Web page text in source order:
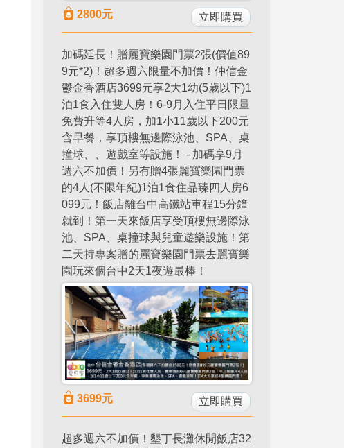
2800元 立即購買
加碼延長！贈麗寶樂園門票2張(價值89
9元*2)！超多週六限量不加價！仲信金
鬱金香酒店3699元享2大1幼(5歲以下)1
泊1食入住雙人房！6-9月入住平日限量
免費升等4人房，加1小11歲以下200元
含早餐，享頂樓無邊際泳池、SPA、桌
撞球、、遊戲室等設施！ - 加碼享9月
週六不加價！另有贈4張麗寶樂園門票
的4人(不限年紀)1泊1食住品臻四人房6
099元！飯店離台中高鐵站車程15分鐘
就到！第一天來飯店享受頂樓無邊際泳
池、SPA、桌撞球與兒童遊樂設施！第
二天持專案贈的麗寶樂園門票去麗寶樂
園玩來個台中2天1夜遊最棒！
3699元 立即購買
超多週六不加價！墾丁長灘休閒飯店32